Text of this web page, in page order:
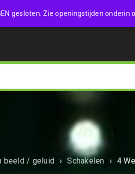
gesloten. Zie openingstijden
beeld / geluid › Schakelen › 4